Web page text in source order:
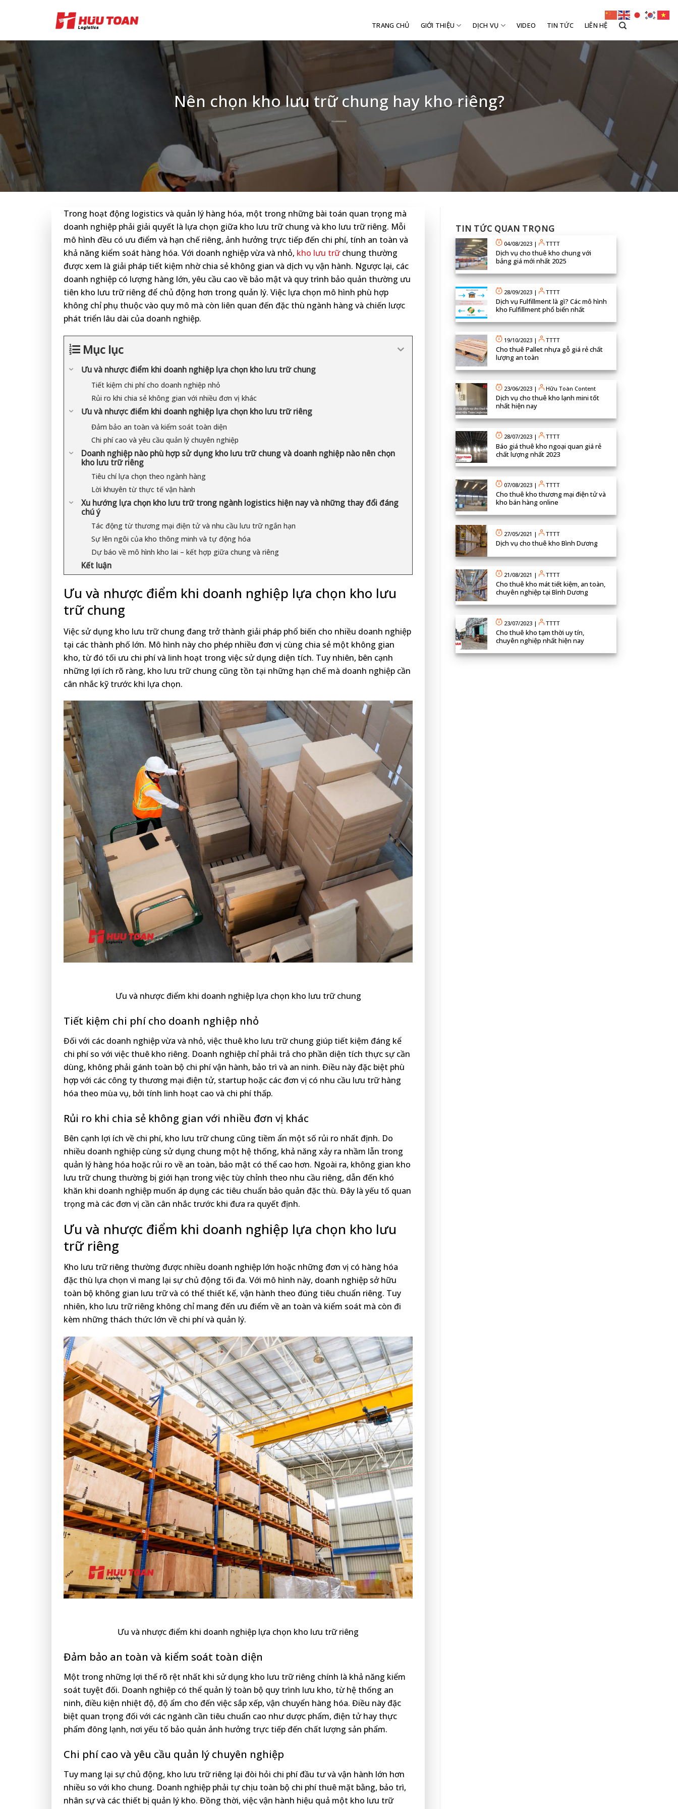
TRANG CHỦ GIỚI THIỆU DỊCH VỤ VIDEO TIN TỨC LIÊN HỆ
Nên chọn kho lưu trữ chung hay kho riêng?
Trong hoạt động logistics và quản lý hàng hóa, một trong những bài toán quan trọng mà
doanh nghiệp phải giải quyết là lựa chọn giữa kho lưu trữ chung và kho lưu trữ riêng. Mỗi
mô hình đều có ưu điểm và hạn chế riêng, ảnh hưởng trực tiếp đến chi phí, tính an toàn và
khả năng kiểm soát hàng hóa. Với doanh nghiệp vừa và nhỏ, kho lưu trữchung thường
được xem là giải pháp tiết kiệm nhờ chia sẻ không gian và dịch vụ vận hành. Ngược lại, các
doanh nghiệp có lượng hàng lớn, yêu cầu cao về bảo mật và quy trình bảo quản thường ưu
tiên kho lưu trữ riêng để chủ động hơn trong quản lý. Việc lựa chọn mô hình phù hợp
không chỉ phụ thuộc vào quy mô mà còn liên quan đến đặc thù ngành hàng và chiến lược
phát triển lâu dài của doanh nghiệp.
Mục lục
Ưu và nhược điểm khi doanh nghiệp lựa chọn kho lưu trữ chung
Tiết kiệm chi phí cho doanh nghiệp nhỏ
Rủi ro khi chia sẻ không gian với nhiều đơn vị khác
Ưu và nhược điểm khi doanh nghiệp lựa chọn kho lưu trữ riêng
Đảm bảo an toàn và kiểm soát toàn diện
Chi phí cao và yêu cầu quản lý chuyên nghiệp
Doanh nghiệp nào phù hợp sử dụng kho lưu trữ chung và doanh nghiệp nào nên chọn
kho lưu trữ riêng
Tiêu chí lựa chọn theo ngành hàng
Lời khuyên từ thực tế vận hành
Xu hướng lựa chọn kho lưu trữ trong ngành logistics hiện nay và những thay đổi đáng
chú ý
Tác động từ thương mại điện tử và nhu cầu lưu trữ ngắn hạn
Sự lên ngôi của kho thông minh và tự động hóa
Dự báo về mô hình kho lai – kết hợp giữa chung và riêng
Kết luận
Ưu và nhược điểm khi doanh nghiệp lựa chọn kho lưu
trữ chung
Việc sử dụng kho lưu trữ chung đang trở thành giải pháp phổ biến cho nhiều doanh nghiệp
tại các thành phố lớn. Mô hình này cho phép nhiều đơn vị cùng chia sẻ một không gian
kho, từ đó tối ưu chi phí và linh hoạt trong việc sử dụng diện tích. Tuy nhiên, bên cạnh
những lợi ích rõ ràng, kho lưu trữ chung cũng tồn tại những hạn chế mà doanh nghiệp cần
cân nhắc kỹ trước khi lựa chọn.
Ưu và nhược điểm khi doanh nghiệp lựa chọn kho lưu trữ chung
Tiết kiệm chi phí cho doanh nghiệp nhỏ
Đối với các doanh nghiệp vừa và nhỏ, việc thuê kho lưu trữ chung giúp tiết kiệm đáng kể
chi phí so với việc thuê kho riêng. Doanh nghiệp chỉ phải trả cho phần diện tích thực sự cần
dùng, không phải gánh toàn bộ chi phí vận hành, bảo trì và an ninh. Điều này đặc biệt phù
hợp với các công ty thương mại điện tử, startup hoặc các đơn vị có nhu cầu lưu trữ hàng
hóa theo mùa vụ, bởi tính linh hoạt cao và chi phí thấp.
Rủi ro khi chia sẻ không gian với nhiều đơn vị khác
Bên cạnh lợi ích về chi phí, kho lưu trữ chung cũng tiềm ẩn một số rủi ro nhất định. Do
nhiều doanh nghiệp cùng sử dụng chung một hệ thống, khả năng xảy ra nhầm lẫn trong
quản lý hàng hóa hoặc rủi ro về an toàn, bảo mật có thể cao hơn. Ngoài ra, không gian kho
lưu trữ chung thường bị giới hạn trong việc tùy chỉnh theo nhu cầu riêng, dẫn đến khó
khăn khi doanh nghiệp muốn áp dụng các tiêu chuẩn bảo quản đặc thù. Đây là yếu tố quan
trọng mà các đơn vị cần cân nhắc trước khi đưa ra quyết định.
Ưu và nhược điểm khi doanh nghiệp lựa chọn kho lưu
trữ riêng
Kho lưu trữ riêng thường được nhiều doanh nghiệp lớn hoặc những đơn vị có hàng hóa
đặc thù lựa chọn vì mang lại sự chủ động tối đa. Với mô hình này, doanh nghiệp sở hữu
toàn bộ không gian lưu trữ và có thể thiết kế, vận hành theo đúng tiêu chuẩn riêng. Tuy
nhiên, kho lưu trữ riêng không chỉ mang đến ưu điểm về an toàn và kiểm soát mà còn đi
kèm những thách thức lớn về chi phí và quản lý.
Ưu và nhược điểm khi doanh nghiệp lựa chọn kho lưu trữ riêng
Đảm bảo an toàn và kiểm soát toàn diện
Một trong những lợi thế rõ rệt nhất khi sử dụng kho lưu trữ riêng chính là khả năng kiểm
soát tuyệt đối. Doanh nghiệp có thể quản lý toàn bộ quy trình lưu kho, từ hệ thống an
ninh, điều kiện nhiệt độ, độ ẩm cho đến việc sắp xếp, vận chuyển hàng hóa. Điều này đặc
biệt quan trọng đối với các ngành cần tiêu chuẩn cao như dược phẩm, điện tử hay thực
phẩm đông lạnh, nơi yếu tố bảo quản ảnh hưởng trực tiếp đến chất lượng sản phẩm.
Chi phí cao và yêu cầu quản lý chuyên nghiệp
Tuy mang lại sự chủ động, kho lưu trữ riêng lại đòi hỏi chi phí đầu tư và vận hành lớn hơn
nhiều so với kho chung. Doanh nghiệp phải tự chịu toàn bộ chi phí thuê mặt bằng, bảo trì,
nhân sự và các thiết bị quản lý kho. Đồng thời, việc vận hành hiệu quả một kho lưu trữ
TIN TỨC QUAN TRỌNG
04/08/2023 | TTTT
Dịch vụ cho thuê kho chung với
bảng giá mới nhất 2025
28/09/2023 | TTTT
Dịch vụ Fulfillment là gì? Các mô hình
kho Fulfillment phổ biến nhất
19/10/2023 | TTTT
Cho thuê Pallet nhựa gỗ giá rẻ chất
lượng an toàn
23/06/2023 | Hữu Toàn Content
Dịch vụ cho thuê kho lạnh mini tốt
nhất hiện nay
28/07/2023 | TTTT
Báo giá thuê kho ngoại quan giá rẻ
chất lượng nhất 2023
07/08/2023 | TTTT
Cho thuê kho thương mại điện tử và
kho bán hàng online
27/05/2021 | TTTT
Dịch vụ cho thuê kho Bình Dương
21/08/2021 | TTTT
Cho thuê kho mát tiết kiệm, an toàn,
chuyên nghiệp tại Bình Dương
23/07/2023 | TTTT
Cho thuê kho tạm thời uy tín,
chuyên nghiệp nhất hiện nay